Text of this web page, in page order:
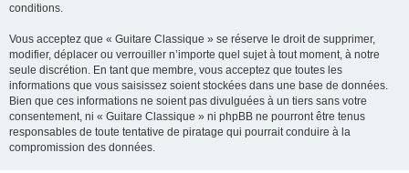
conditions.
Vous acceptez que « Guitare Classique » se réserve le droit de supprimer,
modifier, déplacer ou verrouiller n’importe quel sujet à tout moment, à notre
seule discrétion. En tant que membre, vous acceptez que toutes les
informations que vous saisissez soient stockées dans une base de données.
Bien que ces informations ne soient pas divulguées à un tiers sans votre
consentement, ni « Guitare Classique » ni phpBB ne pourront être tenus
responsables de toute tentative de piratage qui pourrait conduire à la
compromission des données.